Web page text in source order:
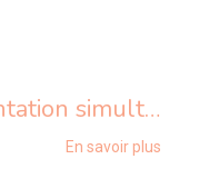
Comblement de sinus par voie latérale et implantation simultanée
En savoir plus